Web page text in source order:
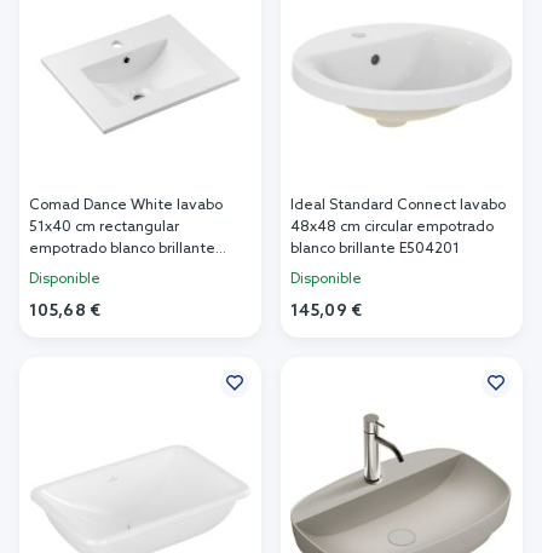
Comad Dance White lavabo
51x40 cm rectangular
empotrado blanco brillante
UM2050RBDANCE50DP
Disponible
105,68 €
Ideal Standard Connect lavabo
48x48 cm circular empotrado
blanco brillante E504201
Disponible
145,09 €